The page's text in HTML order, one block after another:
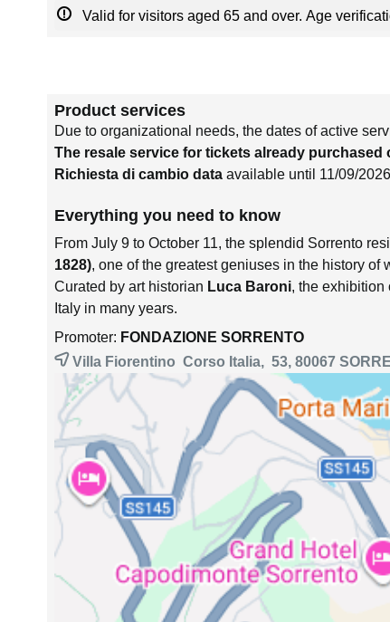
Valid for visitors aged 65 and over. Age
Product services
Due to organizational needs, the dates of active
The resale service for tickets already purchased
Richiesta di cambio data available until 11/09/
Everything you need to know
From July 9 to October 11, the splendid Sorrento
1828), one of the greatest geniuses in the history of
Curated by art historian Luca Baroni, the exhibition
Italy in many years.
Promoter: FONDAZIONE SORRENTO
Villa Fiorentino Corso Italia, 53, 80067